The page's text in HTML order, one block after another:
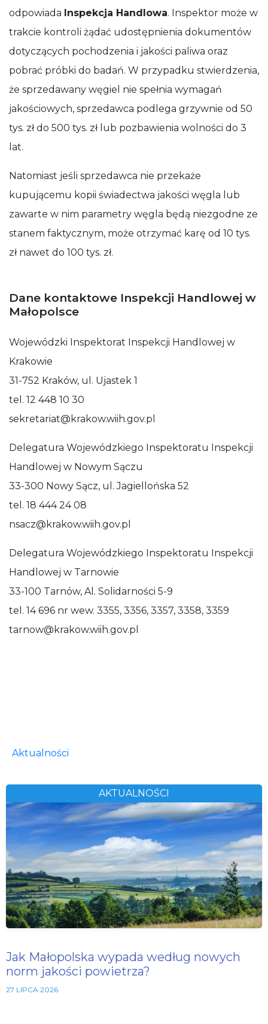
odpowiada Inspekcja Handlowa. Inspektor może w
trakcie kontroli żądać udostępnienia dokumentów
dotyczących pochodzenia i jakości paliwa oraz
pobrać próbki do badań. W przypadku stwierdzenia,
że sprzedawany węgiel nie spełnia wymagań
jakościowych, sprzedawca podlega grzywnie od 50
tys. zł do 500 tys. zł lub pozbawienia wolności do 3
lat.
Natomiast jeśli sprzedawca nie przekaże
kupującemu kopii świadectwa jakości węgla lub
zawarte w nim parametry węgla będą niezgodne ze
stanem faktycznym, może otrzymać karę od 10 tys.
zł nawet do 100 tys. zł.
Dane kontaktowe Inspekcji Handlowej w
Małopolsce
Wojewódzki Inspektorat Inspekcji Handlowej w
Krakowie
31-752 Kraków, ul. Ujastek 1
tel. 12 448 10 30
sekretariat@krakow.wiih.gov.pl
Delegatura Wojewódzkiego Inspektoratu Inspekcji
Handlowej w Nowym Sączu
33-300 Nowy Sącz, ul. Jagiellońska 52
tel. 18 444 24 08
nsacz@krakow.wiih.gov.pl
Delegatura Wojewódzkiego Inspektoratu Inspekcji
Handlowej w Tarnowie
33-100 Tarnów, Al. Solidarności 5-9
tel. 14 696 nr wew. 3355, 3356, 3357, 3358, 3359
tarnow@krakow.wiih.gov.pl
Aktualności
AKTUALNOŚCI
Jak Małopolska wypada według nowych
norm jakości powietrza?
27 LIPCA 2026